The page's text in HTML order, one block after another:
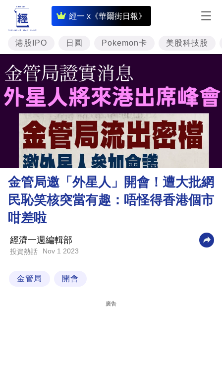
經一 x《華爾街日報》
即
時
財
經
專
投
資
樓
市
理
財
商
科
技
場
港股IPO 日圓 Pokemon卡 美股科技股
金管局邀「外星人」開會！遭大批網
民恥笑核突當有趣：唔怪得香港個市
咁差啦
經濟一週編輯部
投資熱話 Nov 1 2023
金管局 開會
廣告